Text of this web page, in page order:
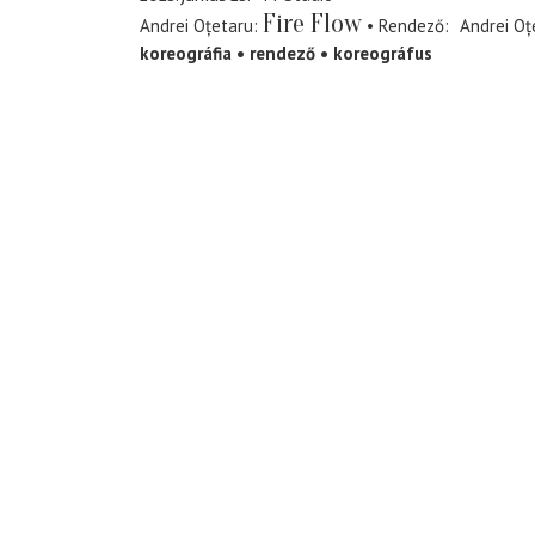
Andrei Oțetaru Fire Flow Rendező
Andrei
koreográfia
rendező koreográfus